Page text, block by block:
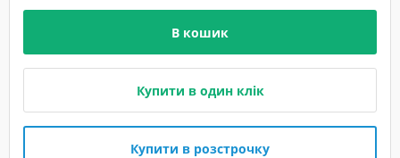
В кошик
Купити в один клік
Купити в розстрочку